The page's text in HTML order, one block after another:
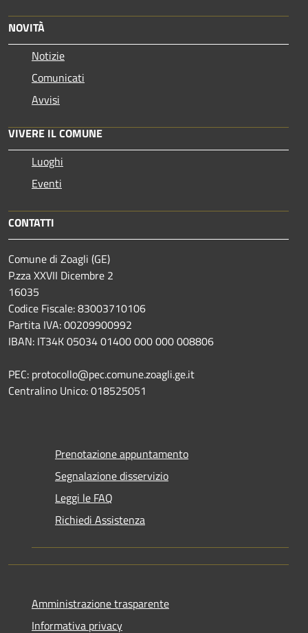
NOVITÀ
Notizie
Comunicati
Avvisi
VIVERE IL COMUNE
Luoghi
Eventi
CONTATTI
Comune di Zoagli (GE)
P.zza XXVII Dicembre 2
16035
Codice Fiscale: 83003710106
Partita IVA: 00209900992
IBAN: IT34K 05034 01400 000 000 008806
PEC: protocollo@pec.comune.zoagli.ge.it
Centralino Unico: 018525051
Prenotazione appuntamento
Segnalazione disservizio
Leggi le FAQ
Richiedi Assistenza
Amministrazione trasparente
Informativa privacy